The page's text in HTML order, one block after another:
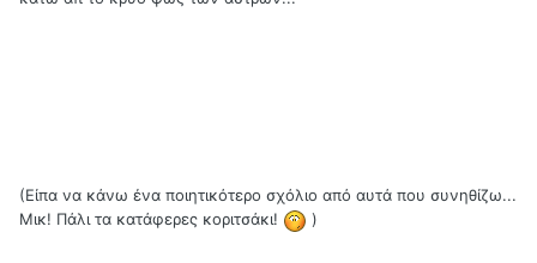
(Είπα να κάνω ένα ποιητικότερο σχόλιο από αυτά που συνηθίζω...
Μικ! Πάλι τα κατάφερες κοριτσάκι!
)